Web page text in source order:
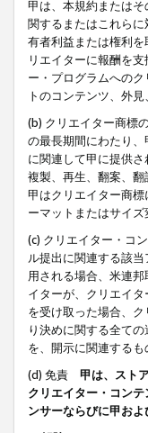
甲は、本規約または
関するまたはこれら
有者利益または権利
リエイターに報酬を
ー・プログラムへの
トのコンテンツ、外
(b) クリエイター商標
の最長期間にわたり
に関連して甲に提供
複製、再生、翻案、
甲はクリエイター商
ーマットまたはサイズ
(c) クリエイター・コ
ル提出に関連する該
用される場合、米連
イターが、クリエイ
を受け取った場合、
り決めに関する全て
を、開示に関連するも
(d) 免責 甲は、スト
クリエイター・コン
ンサーならびに甲お